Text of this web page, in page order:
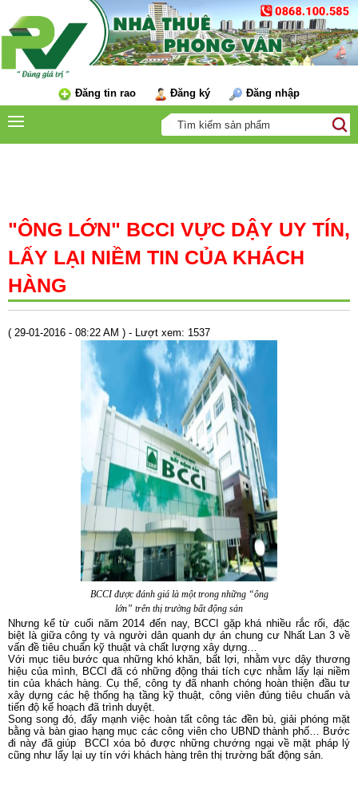
Đăng tin rao Đăng ký Đăng nhập
"ÔNG LỚN" BCCI VỰC DẬY UY TÍN,
LẤY LẠI NIỀM TIN CỦA KHÁCH
HÀNG
( 29-01-2016 - 08:22 AM ) - Lượt xem: 1537
BCCI được đánh giá là một trong những “ông
lớn” trên thị trường bất động sản
Nhưng kể từ cuối năm 2014 đến nay, BCCI gặp khá nhiều rắc rối, đặc
biệt là giữa công ty và người dân quanh dự án chung cư Nhất Lan 3 về
vấn đề tiêu chuẩn kỹ thuật và chất lượng xây dựng…
Với mục tiêu bước qua những khó khăn, bất lợi, nhằm vực dậy thương
hiệu của mình, BCCI đã có những động thái tích cực nhằm lấy lại niềm
tin của khách hàng. Cụ thể, công ty đã nhanh chóng hoàn thiện đầu tư
xây dựng các hệ thống hạ tầng kỹ thuật, công viên đúng tiêu chuẩn và
tiến độ kế hoạch đã trình duyệt.
Song song đó, đẩy mạnh việc hoàn tất công tác đền bù, giải phóng mặt
bằng và bàn giao hạng mục các công viên cho UBND thành phố… Bước
đi này đã giúp BCCI xóa bỏ được những chướng ngại về mặt pháp lý
cũng như lấy lại uy tín với khách hàng trên thị trường bất động sản.